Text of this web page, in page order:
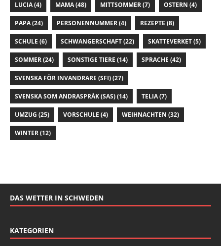
LUCIA(4) MAMA(48) MITTSOMMER(7) OSTERN (4)
PAPA(24) PERSONENNUMMER(4) REZEPTE (8)
SCHULE (6) SCHWANGERSCHAFT(22) SKATTEVERKET(5)
SOMMER(24) SONSTIGE TIERE (14) SPRACHE (42)
SVENSKA FÖR INVANDRARE (SFI)(27)
SVENSKA SOM ANDRASPRÅK (SAS)(14) TELIA(7)
UMZUG (25) VORSCHULE (4) WEIHNACHTEN (32)
WINTER(12)
DAS WETTER IN SCHWEDEN
KATEGORIEN